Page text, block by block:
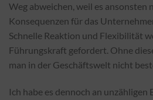
Weg abweichen, weil es ansonsten
Konsequenzen für das
Schnelle Reaktion und Flexibilität
Führungskraft gefordert. Ohne
man in der Geschäftswelt nicht
Ich habe es dennoch an unzähligen